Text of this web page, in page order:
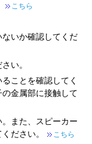
こちら
いか確認してくだ
い。
ことを確認してく
金属部に接触して
また、スピーカー
ださい。
こちら